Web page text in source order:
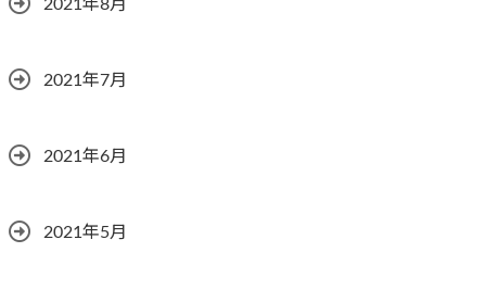
2021年8月
2021年7月
2021年6月
2021年5月